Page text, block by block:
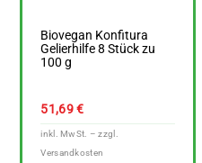
Biovegan Konfitura
Gelierhilfe 8 Stück zu
100 g
51,69€